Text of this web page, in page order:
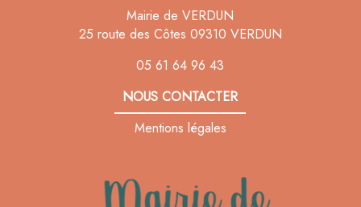
Mairie de VERDUN
25 route des Côtes 09310 VERDUN
05 61 64 96 43
NOUS CONTACTER
Mentions légales